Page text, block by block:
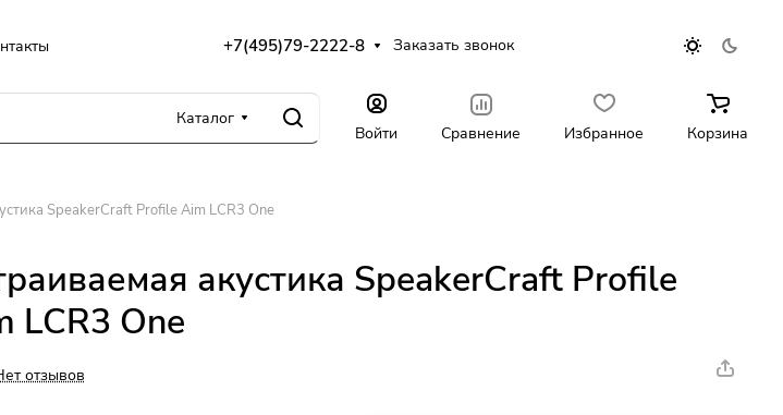
+7(495)79-2222-8 Заказать звонок
Каталог
Войти Сравнение Избранное Корзина
SpeakerCraft Profile Aim LCR3 One
акустика SpeakerCraft Profile
LCR3 One
отзывов